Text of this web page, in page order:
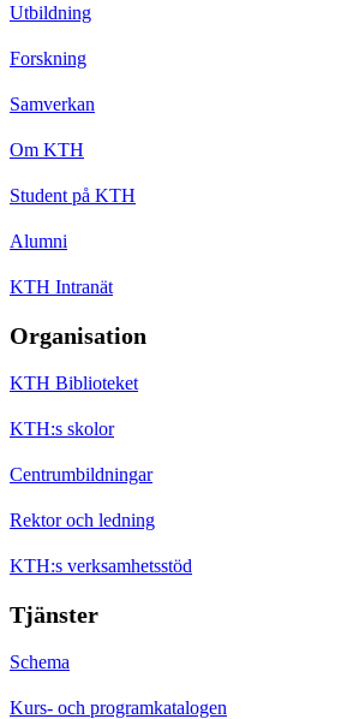
Utbildning
Forskning
Samverkan
Om KTH
Student på KTH
Alumni
KTH Intranät
Organisation
KTH Biblioteket
KTH:s skolor
Centrumbildningar
Rektor och ledning
KTH:s verksamhetsstöd
Tjänster
Schema
Kurs- och programkatalogen